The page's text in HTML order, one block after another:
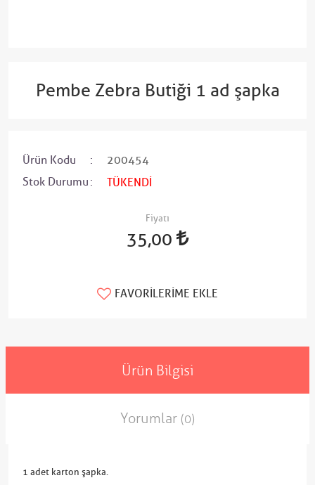
Pembe Zebra Butiği 1 ad şapka
Ürün Kodu
200454
Stok Durumu
TÜKENDİ
Fiyatı
35,00
FAVORILERIME EKLE
Ürün Bilgisi
Yorumlar (0)
1 adet karton şapka.